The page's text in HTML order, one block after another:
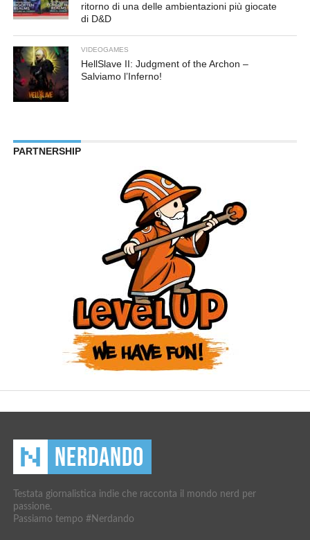
ritorno di una delle ambientazioni più giocate
di D&D
VIDEOGAMES
HellSlave II: Judgment of the Archon –
Salviamo l’Inferno!
PARTNERSHIP
Testata giornalistica indie che racconta il mondo nerd per
passione.
Passiamo tempo #Nerdando